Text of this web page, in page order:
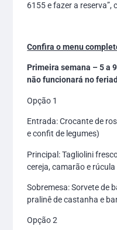
6155 e fazer a reserva”,
Confira o menu
Primeira semana – 5 a
não funcionará no
Opção 1
Entrada: Crocante de
e confit de legumes)
Principal: Tagliolini
cereja, camarão e rúcula
Sobremesa: Sorvete de
pralinê de castanha e
Opção 2